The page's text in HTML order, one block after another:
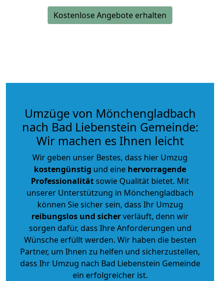
Kostenlose Angebote erhalten
Umzüge von Mönchengladbach
nach Bad Liebenstein Gemeinde:
Wir machen es Ihnen leicht
Wir geben unser Bestes, dass hier Umzug
kostengünstig und eine hervorragende
Professionalitätsowie Qualität bietet. Mit
unserer Unterstützung in Mönchengladbach
können Sie sicher sein, dass Ihr Umzug
reibungslos und sicherverläuft, denn wir
sorgen dafür, dass Ihre Anforderungen und
Wünsche erfüllt werden. Wir haben die besten
Partner, um Ihnen zu helfen und sicherzustellen,
dass Ihr Umzug nach Bad Liebenstein Gemeinde
ein erfolgreicher ist.